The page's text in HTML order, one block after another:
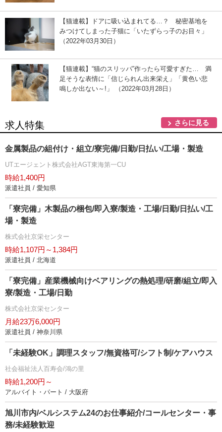
【猫連載】ドアに吸い込まれてる…？ 秘密基地を
みつけてしまった子猫に「いたずらっ子のお目々」
（2022年03月30日）
【猫連載】“猫のスリッパ”作ったら可愛すぎた… 満
足そうな表情に「信じられん出来栄え」「黄色い悲
鳴しか出ない～!」 （2022年03月28日）
求人特集 さらに見る
金属製品の組付け・組立/寮完備/日勤/日払い/工場・製造
UTエージェント株式会社AGT東海第一CU
時給1,400円
派遣社員 / 愛知県
「寮完備」木製品の梱包/即入寮/製造・工場/日勤/日払い/工
場・製造
株式会社京栄センター
時給1,107円～1,384円
派遣社員 / 北海道
「寮完備」産業機械向けベアリングの熱処理/研磨/組立/即入
寮/製造・工場/日勤
株式会社京栄センター
月給23万6,000円
派遣社員 / 神奈川県
「未経験OK」調理スタッフ/無資格可/シフト制/ケアハウス
社会福祉法人百寿会/鴻の里
時給1,200円～
アルバイト・パート / 大阪府
旭川市内/ベルシステム24のお仕事紹介/コールセンター・事
務/未経験歓迎